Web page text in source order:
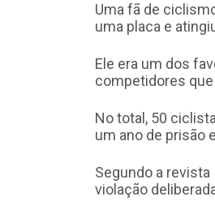
Uma fã de
uma placa e
Ele era um dos
competidores
No total, 50
um ano de prisão
Segundo a
violação